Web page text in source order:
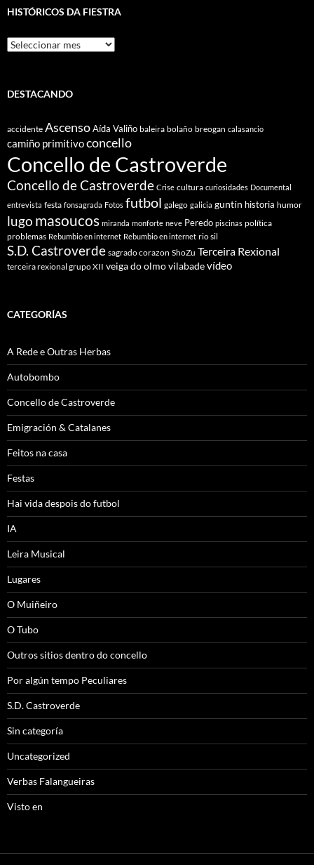
HISTÓRICOS DA FIESTRA
Históricos
Da
DESTACANDO
accidente AscensoAída Valiño baleira bolaño breogan calasancio
camiño primitivoconcello
Concello de Castroverde
Concello de Castroverde Crise cultura curiosidades Documental
entrevista festa fonsagrada Fotos futbol galego galicia guntín historia humor
lugo masoucos miranda monforte neve Peredo piscinas política
problemas Rebumbio en internet Rebumbio en internet rio sil
S.D. Castroverde sagrado corazon ShoZu Terceira Rexional
terceira rexional grupo XII veiga do olmovilabadevídeo
CATEGORÍAS
A Rede e Outras Herbas
Autobombo
Concello de Castroverde
Emigración & Catalanes
Feitos na casa
Festas
Hai vida despois do futbol
IA
Leira Musical
Lugares
O Muiñeiro
O Tubo
Outros sitios dentro do concello
Por algún tempo Peculiares
S.D. Castroverde
Sin categoría
Uncategorized
Verbas Falangueiras
Visto en